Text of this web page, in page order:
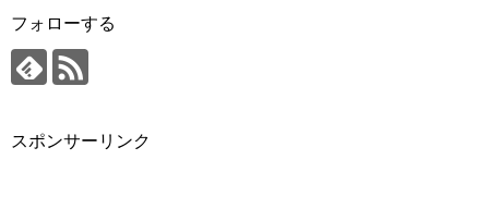
フォローする
スポンサーリンク